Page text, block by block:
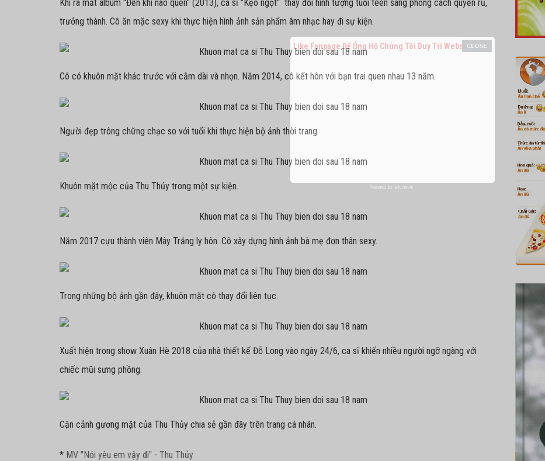
Khi ra mắt album "Đến khi nào quên" (2013), ca sĩ "Kẹo ngọt" thay đổi hình tượng tuổi teen sang phong cách quyến rũ,
trưởng thành. Cô ăn mặc sexy khi thực hiện hình ảnh sản phẩm âm nhạc hay đi sự kiện.
Cô có khuôn mặt khác trước với cằm dài và nhọn. Năm 2014, cô kết hôn với bạn trai quen nhau 13 năm.
Người đẹp trông chững chạc so với tuổi khi thực hiện bộ ảnh thời trang.
Khuôn mặt mộc của Thu Thủy trong một sự kiện.
Năm 2017 cựu thành viên Mây Trắng ly hôn. Cô xây dựng hình ảnh bà mẹ đơn thân sexy.
Trong những bộ ảnh gần đây, khuôn mặt cô thay đổi liên tục.
Xuất hiện trong show Xuân Hè 2018 của nhà thiết kế Đỗ Long vào ngày 24/6, ca sĩ khiến nhiều người ngỡ ngàng với
chiếc mũi sưng phồng.
Cận cảnh gương mặt của Thu Thủy chia sẻ gần đây trên trang cá nhân.
* MV "Nói yêu em vậy đi" - Thu Thủy
Like Fanpage Để Ủng Hộ Chúng Tôi Duy Trì Website
Powered by netcore.vn